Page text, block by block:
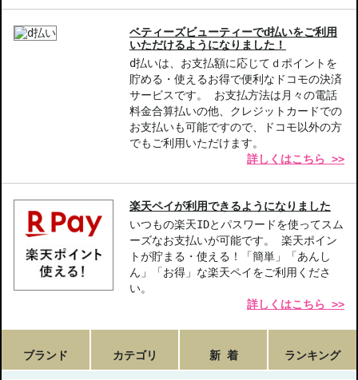
ベティーズビューティーでd払いをご利用
いただけるようになりました！
d払いは、お支払額に応じてｄポイントを
貯める・使えるお得で便利なドコモの決済
サービスです。 お支払方法は月々の電話
料金合算払いの他、クレジットカードでの
お支払いも可能ですので、ドコモ以外の方
でもご利用いただけます。
詳しくはこちら >>
楽天ペイが利用できるようになりました
いつもの楽天IDとパスワードを使ってスム
ーズなお支払いが可能です。 楽天ポイン
トが貯まる・使える！「簡単」「あんし
ん」「お得」な楽天ペイをご利用くださ
い。
詳しくはこちら >>
ブランド カテゴリ 新 着 ランキング